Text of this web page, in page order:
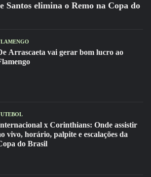
Santos elimina o Remo na Copa do
Arrascaeta vai gerar bom lucro ao
x Corinthians: Onde assistir
vivo, horário, palpite e escalações da
do Brasil